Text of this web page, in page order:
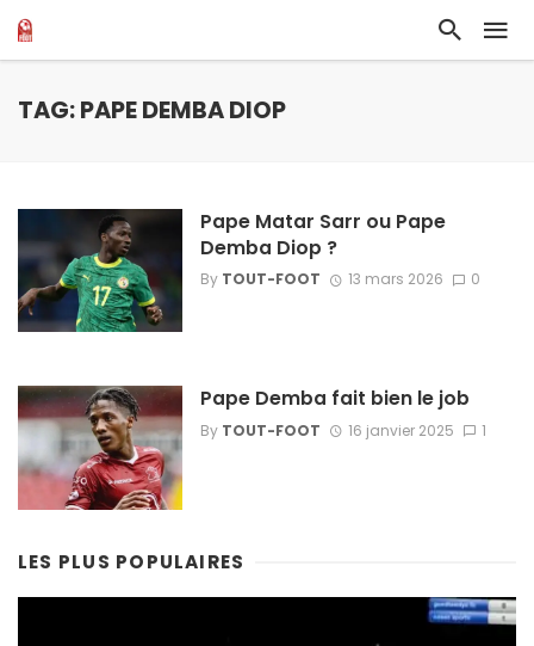
TAG: PAPE DEMBA DIOP
Pape Matar Sarr ou Pape
Demba Diop ?
By TOUT-FOOT 13 mars 2026 0
Pape Demba fait bien le job
By TOUT-FOOT 16 janvier 2025 1
LES PLUS POPULAIRES